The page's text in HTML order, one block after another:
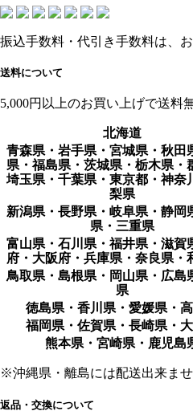
振込手数料・代引き手数料は、
送料について
5,000円以上のお買い上げで送料
北海道
青森県・岩手県・宮城県・秋田
県・福島県・茨城県・栃木県・
埼玉県・千葉県・東京都・神奈
梨県
新潟県・長野県・岐阜県・静岡
県・三重県
富山県・石川県・福井県・滋賀
府・大阪府・兵庫県・奈良県・
鳥取県・島根県・岡山県・広島
県
徳島県・香川県・愛媛県・
福岡県・佐賀県・長崎県・
熊本県・宮崎県・鹿児島
※沖縄県・離島には配送出来ませ
返品・交換について